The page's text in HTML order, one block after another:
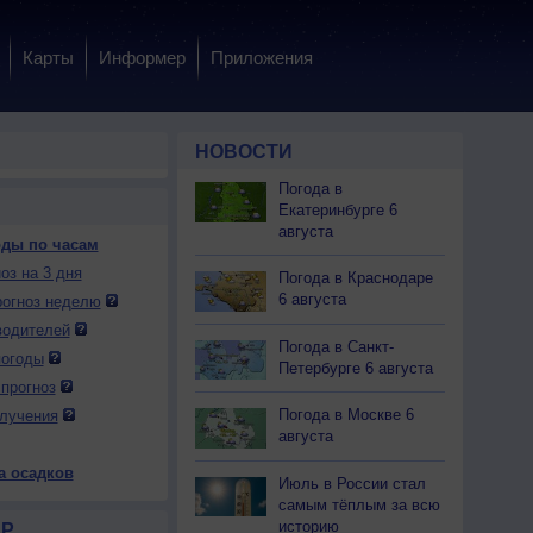
Карты Информер Приложения
8 сб
1:00
0.0
7:00
0.0
+21
10:00
0.0
+26
+27
0
13:00
0.0
+30
+31
16:00
0.0
+31
19:00
+26
по часам
на 3 дня
неделю
осадков
НОВОСТИ
Погода в
Екатеринбурге 6
августа
Погода в Краснодаре
6 августа
Погода в Санкт-
Петербурге 6 августа
Погода в Москве 6
августа
Июль в России стал
самым тёплым за всю
историю